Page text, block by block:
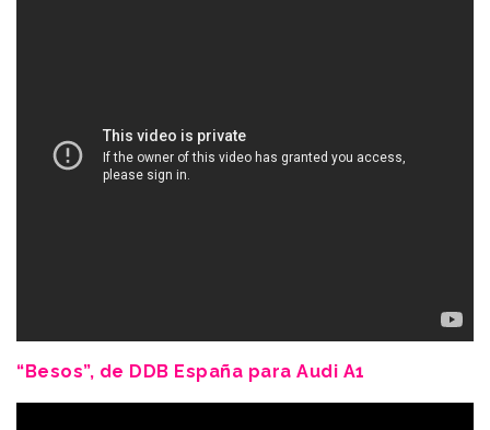
“Besos”, de DDB España para Audi A1